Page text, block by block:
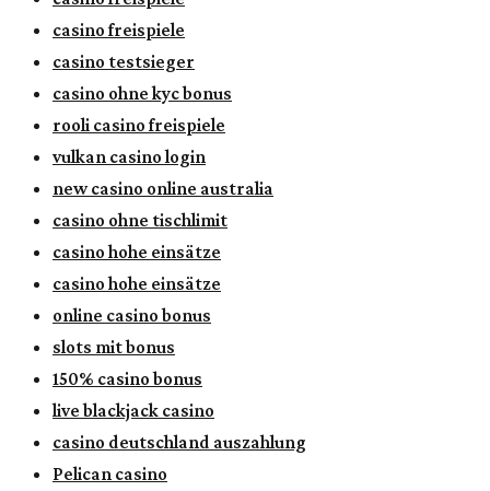
casino freispiele
casino testsieger
casino ohne kyc bonus
rooli casino freispiele
vulkan casino login
new casino online australia
casino ohne tischlimit
casino hohe einsätze
casino hohe einsätze
online casino bonus
slots mit bonus
150% casino bonus
live blackjack casino
casino deutschland auszahlung
Pelican casino